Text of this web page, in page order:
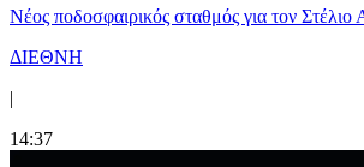
Νέος ποδοσφαιρικός σταθμός για τον Στέλιο
ΔΙΕΘΝΗ
|
14:37